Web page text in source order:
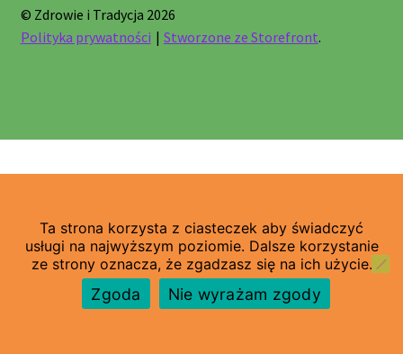
© Zdrowie i Tradycja 2026
Polityka prywatności
Stworzone ze Storefront.
Ta strona korzysta z ciasteczek aby świadczyć
usługi na najwyższym poziomie. Dalsze korzystanie
ze strony oznacza, że zgadzasz się na ich użycie.
Zgoda Nie wyrażam zgody